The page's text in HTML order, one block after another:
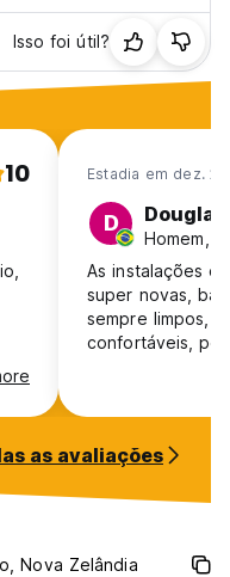
Isso foi útil?
10 Estadia em dez.
D Douglas
Homem,
As instalações
super novas,
sempre limpos,
confortáveis,
das tomadas,
ocupando o
as avaliações
Nova Zelândia